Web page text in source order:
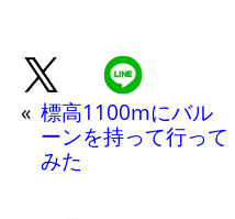
« 標高1100mにバル
ーンを持って行って
みた